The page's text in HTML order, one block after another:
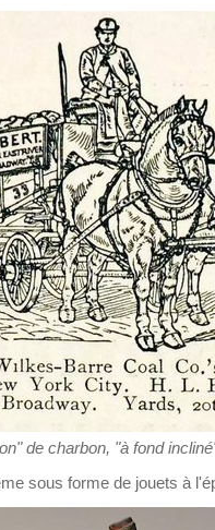
de charbon, "à fond
sous forme de jouets à